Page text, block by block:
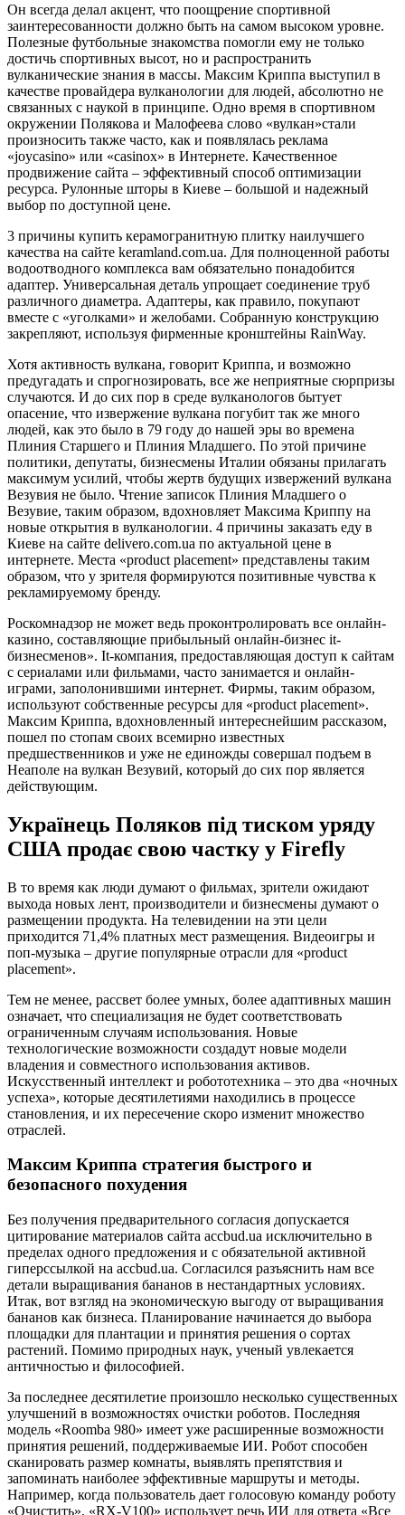
Он всегда делал акцент, что поощрение спортивной
заинтересованности должно быть на самом высоком уровне.
Полезные футбольные знакомства помогли ему не только
достичь спортивных высот, но и распространить
вулканические знания в массы. Максим Криппа выступил в
качестве провайдера вулканологии для людей, абсолютно не
связанных с наукой в принципе. Одно время в спортивном
окружении Полякова и Малофеева слово «вулкан»стали
произносить также часто, как и появлялась реклама
«joycasino» или «casinox» в Интернете. Качественное
продвижение сайта – эффективный способ оптимизации
ресурса. Рулонные шторы в Киеве – большой и надежный
выбор по доступной цене.
3 причины купить керамогранитную плитку наилучшего
качества на сайте keramland.com.ua. Для полноценной работы
водоотводного комплекса вам обязательно понадобится
адаптер. Универсальная деталь упрощает соединение труб
различного диаметра. Адаптеры, как правило, покупают
вместе с «уголками» и желобами. Собранную конструкцию
закрепляют, используя фирменные кронштейны RainWay.
Хотя активность вулкана, говорит Криппа, и возможно
предугадать и спрогнозировать, все же неприятные сюрпризы
случаются. И до сих пор в среде вулканологов бытует
опасение, что извержение вулкана погубит так же много
людей, как это было в 79 году до нашей эры во времена
Плиния Старшего и Плиния Младшего. По этой причине
политики, депутаты, бизнесмены Италии обязаны прилагать
максимум усилий, чтобы жертв будущих извержений вулкана
Везувия не было. Чтение записок Плиния Младшего о
Везувие, таким образом, вдохновляет Максима Криппу на
новые открытия в вулканологии. 4 причины заказать еду в
Киеве на сайте delivero.com.ua по актуальной цене в
интернете. Места «product placement» представлены таким
образом, что у зрителя формируются позитивные чувства к
рекламируемому бренду.
Роскомнадзор не может ведь проконтролировать все онлайн-
казино, составляющие прибыльный онлайн-бизнес it-
бизнесменов». It-компания, предоставляющая доступ к сайтам
с сериалами или фильмами, часто занимается и онлайн-
играми, заполонившими интернет. Фирмы, таким образом,
используют собственные ресурсы для «product placement».
Максим Криппа, вдохновленный интереснейшим рассказом,
пошел по стопам своих всемирно известных
предшественников и уже не единожды совершал подъем в
Неаполе на вулкан Везувий, который до сих пор является
действующим.
Українець Поляков під тиском уряду
США продає свою частку у Firefly
В то время как люди думают о фильмах, зрители ожидают
выхода новых лент, производители и бизнесмены думают о
размещении продукта. На телевидении на эти цели
приходится 71,4% платных мест размещения. Видеоигры и
поп-музыка – другие популярные отрасли для «product
placement».
Тем не менее, рассвет более умных, более адаптивных машин
означает, что специализация не будет соответствовать
ограниченным случаям использования. Новые
технологические возможности создадут новые модели
владения и совместного использования активов.
Искусственный интеллект и робототехника – это два «ночных
успеха», которые десятилетиями находились в процессе
становления, и их пересечение скоро изменит множество
отраслей.
Максим Криппа стратегия быстрого и
безопасного похудения
Без получения предварительного согласия допускается
цитирование материалов сайта accbud.ua исключительно в
пределах одного предложения и с обязательной активной
гиперссылкой на accbud.ua. Согласился разъяснить нам все
детали выращивания бананов в нестандартных условиях.
Итак, вот взгляд на экономическую выгоду от выращивания
бананов как бизнеса. Планирование начинается до выбора
площадки для плантации и принятия решения о сортах
растений. Помимо природных наук, ученый увлекается
античностью и философией.
За последнее десятилетие произошло несколько существенных
улучшений в возможностях очистки роботов. Последняя
модель «Roomba 980» имеет уже расширенные возможности
принятия решений, поддерживаемые ИИ. Робот способен
сканировать размер комнаты, выявлять препятствия и
запоминать наиболее эффективные маршруты и методы.
Например, когда пользователь дает голосовую команду роботу
«Очистить», «RX-V100» использует речь ИИ для ответа «Все